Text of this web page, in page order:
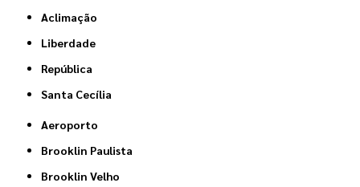
Aclimação
Liberdade
República
Santa Cecília
Aeroporto
Brooklin Paulista
Brooklin Velho